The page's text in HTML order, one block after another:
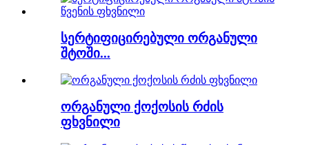
სერტიფიცირებული ორგანული
შტოში...
ორგანული ქოქოსის რძის
ფხვნილი